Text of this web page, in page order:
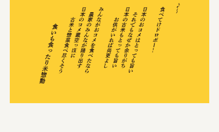
三井不動産株式会社
有限会社 丸久商店
株式会社イソガイ
インターステラテクノロジズ株式会社
キッコーマン食品株式会社
住友化学株式会社